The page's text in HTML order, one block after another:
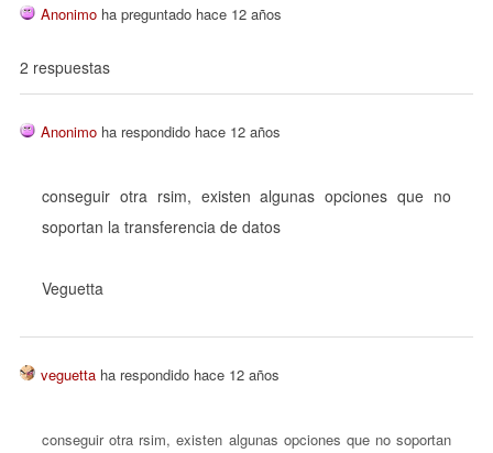
Anonimo ha preguntado hace 12 años
2 respuestas
Anonimo ha respondido hace 12 años
conseguir otra rsim, existen algunas opciones que no
soportan la transferencia de datos
Veguetta
veguetta ha respondido hace 12 años
conseguir otra rsim, existen algunas opciones que no soportan